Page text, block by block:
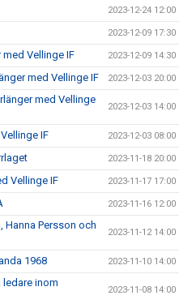
2023-12-24 12:00
2023-12-09 17:30
Vellinge IF 2023-12-09 14:30
med Vellinge IF 2023-12-03 20:00
med Vellinge
2023-12-03 14:00
IF 2023-12-03 08:00
2023-11-18 20:00
Vellinge IF 2023-11-17 17:00
2023-11-16 12:00
Persson och
2023-11-12 14:00
1968 2023-11-10 14:00
inom
2023-11-08 14:00